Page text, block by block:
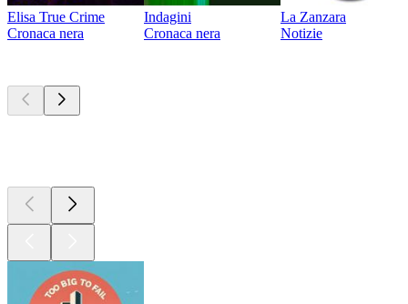
Elisa True Crime
Cronaca nera
Indagini
Cronaca nera
La Zanzara
Notizie